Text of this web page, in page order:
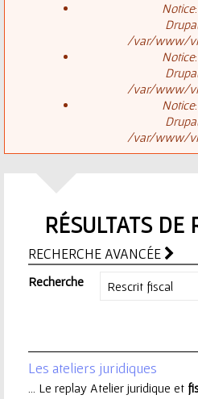
e
d
r
Notice
/var/www/
Notice
/var/www/
Notice
/var/www/
RÉSULTATS DE
RECHERCHE AVANCÉE
Recherche
Les ateliers juridiques
... Le replay Atelier juridique et